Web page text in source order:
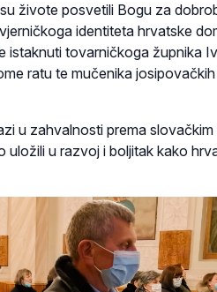
živote posvetili Bogu za
identiteta hrvatske
istaknuti tovarničkoga župnika
ratu te mučenika
u zahvalnosti prema
uložili u razvoj i boljitak kako